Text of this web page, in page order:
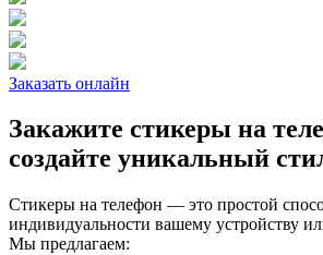
Заказать онлайн
Закажите стикеры на
создайте уникальный
Стикеры на телефон — это простой
индивидуальности вашему устройству
Мы предлагаем: